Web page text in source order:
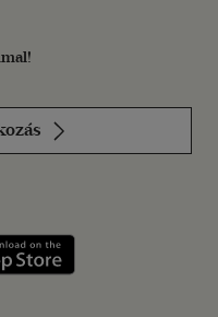
Szerezd meg: Google